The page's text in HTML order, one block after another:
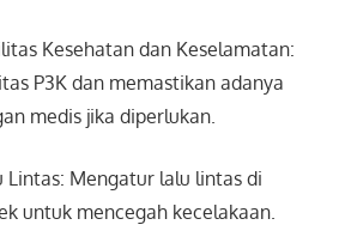
Kesehatan dan Keselamatan:
P3K dan memastikan adanya
medis jika diperlukan.
Lintas: Mengatur lalu lintas di
untuk mencegah kecelakaan.